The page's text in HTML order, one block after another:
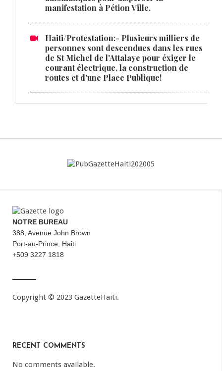
manifestation à Pétion Ville.
Haiti/Protestation:- Plusieurs milliers de
personnes sont descendues dans les rues
de St Michel de l'Attalaye pour éxiger le
courant électrique, la construction de
routes et d'une Place Publique!
NOTRE BUREAU
388, Avenue John Brown
Port-au-Prince, Haiti
+509 3227 1818
Copyright © 2023 GazetteHaiti.
RECENT COMMENTS
No comments available.